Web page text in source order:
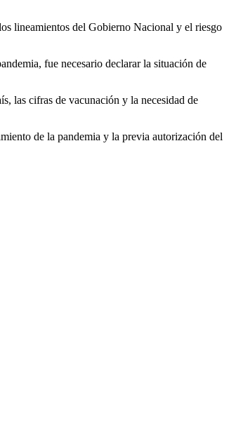
lineamientos del Gobierno Nacional y el riesgo
fue necesario declarar la situación de
las cifras de vacunación y la necesidad de
de la pandemia y la previa autorización del